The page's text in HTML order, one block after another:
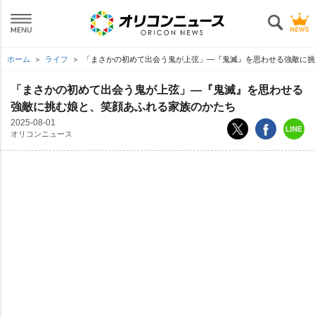
ホーム ライフ 「まさかの初めて出会う鬼が上弦」―『鬼滅』を思わせる強敵に
「まさかの初めて出会う鬼が上弦」―『鬼滅』を思わせる
強敵に挑む娘と、笑顔あふれる家族のかたち
2025-08-01
オリコンニュース